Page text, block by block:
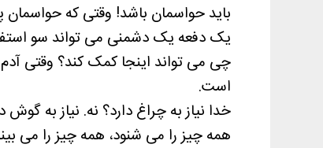
باید حواسمان باشد! وقتی که حواسمان
یک دفعه یک دشمنی می تواند سو
چی می تواند اینجا کمک کند؟ وقتی
است.
خدا نیاز به چراغ دارد؟ نه. نیاز به گوش
همه چیز را می شنود، همه چیز را می